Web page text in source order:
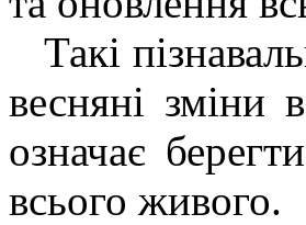
Такі
весняні зміни
означає
всього живого.